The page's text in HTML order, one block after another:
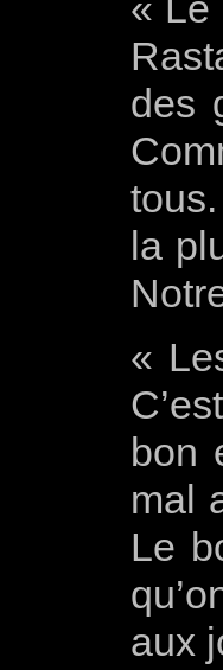
des
la
«
bon
mal
Le
aux